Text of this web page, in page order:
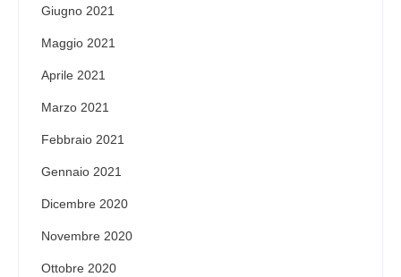
Giugno 2021
Maggio 2021
Aprile 2021
Marzo 2021
Febbraio 2021
Gennaio 2021
Dicembre 2020
Novembre 2020
Ottobre 2020